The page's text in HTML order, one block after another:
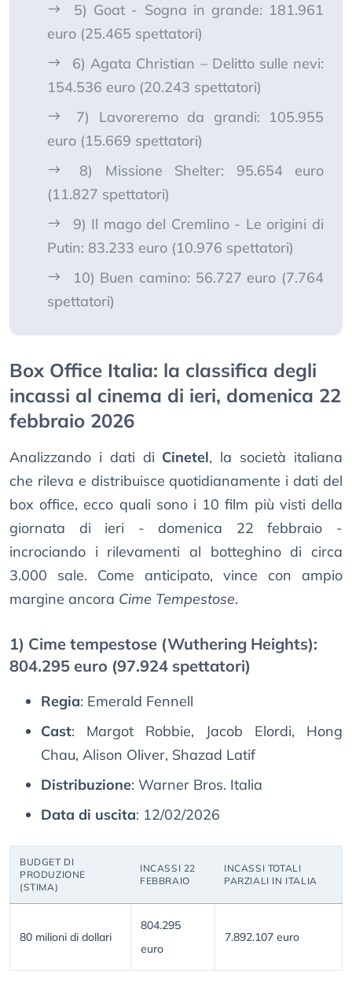
5) Goat - Sogna in grande: 181.961
euro (25.465 spettatori)
6) Agata Christian – Delitto sulle nevi:
154.536 euro (20.243 spettatori)
7) Lavoreremo da grandi: 105.955
euro (15.669 spettatori)
8) Missione Shelter: 95.654 euro
(11.827 spettatori)
9) Il mago del Cremlino - Le origini di
Putin: 83.233 euro (10.976 spettatori)
10) Buen camino: 56.727 euro (7.764
spettatori)
Box Office Italia: la classifica degli
incassi al cinema di ieri, domenica 22
febbraio 2026
Analizzando i dati di Cinetel, la società italiana
che rileva e distribuisce quotidianamente i dati del
box office, ecco quali sono i 10 film più visti della
giornata di ieri - domenica 22 febbraio -
incrociando i rilevamenti al botteghino di circa
3.000 sale. Come anticipato, vince con ampio
margine ancora Cime Tempestose.
1) Cime tempestose (Wuthering Heights):
804.295 euro (97.924 spettatori)
Regia: Emerald Fennell
Cast: Margot Robbie, Jacob Elordi, Hong
Chau, Alison Oliver, Shazad Latif
Distribuzione: Warner Bros. Italia
Data di uscita: 12/02/2026
BUDGET DI
PRODUZIONE
(STIMA)
INCASSI 22
FEBBRAIO
INCASSI TOTALI
PARZIALI IN ITALIA
80 milioni di dollari
804.295
euro
7.892.107 euro